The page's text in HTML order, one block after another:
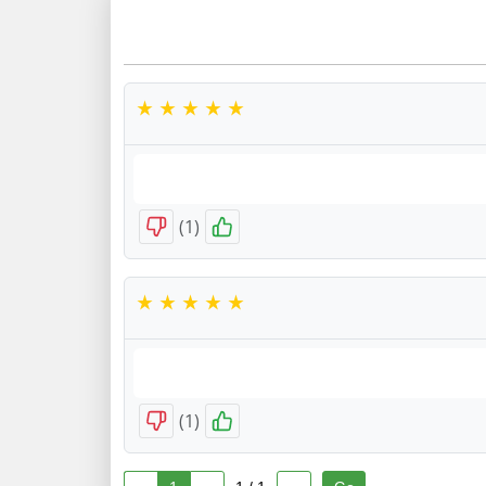
(
1
)
(
1
)